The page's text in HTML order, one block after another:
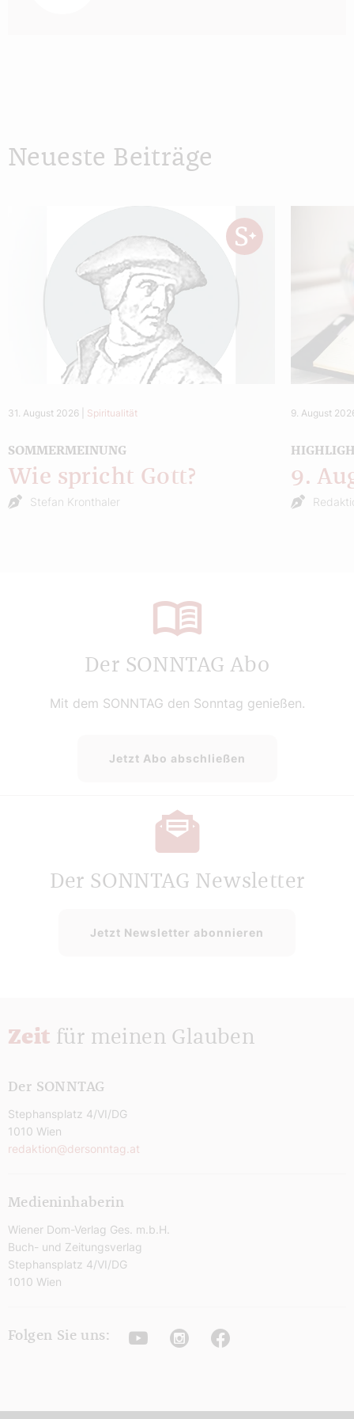
Neueste Beiträge
31. August 2026 Spiritualität
SOMMERMEINUNG
Wie spricht Gott?
Stefan Kronthaler
9. August
9.
Der SONNTAG Abo
Mit dem SONNTAG den Sonntag genießen.
Jetzt Abo abschließen
Der SONNTAG Newsletter
Jetzt Newsletter abonnieren
Zeit für meinen Glauben
Der SONNTAG
Stephansplatz 4/VI/DG
1010 Wien
redaktion@dersonntag.at
Medieninhaberin
Wiener Dom-Verlag Ges. m.b.H.
Buch- und Zeitungsverlag
Stephansplatz 4/VI/DG
1010 Wien
Folgen Sie uns: YoutubeInstagramFacebook